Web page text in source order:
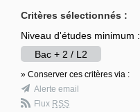
Critères sélectionnés :
Niveau d'études minimum :
Bac + 2 / L2
» Conserver ces critères via :
Alerte email
Flux RSS